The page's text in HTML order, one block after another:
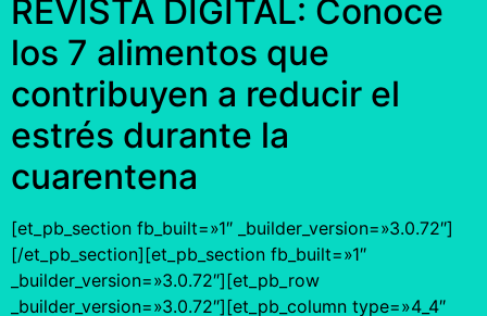
REVISTA DIGITAL: Conoce
los 7 alimentos que
contribuyen a reducir el
estrés durante la
cuarentena
[et_pb_section fb_built=»1″ _builder_version=»3.0.72″]
[/et_pb_section][et_pb_section fb_built=»1″
_builder_version=»3.0.72″][et_pb_row
_builder_version=»3.0.72″][et_pb_column type=»4_4″